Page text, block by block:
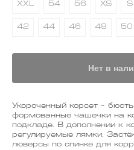
XXL 54 56 XS S
42 44 46 48 50
Нет в
Укороченный корсет -
формованные чашечки на
подкладе. В дополнении к
регулируемые лямки.
люверсы по спинке для
Доставка/
Контакты
ПОКУПАТЕЛЯМ